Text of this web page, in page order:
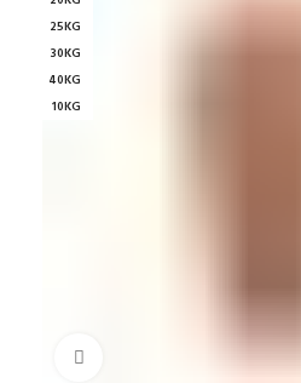
25KG
30KG
40KG
10KG